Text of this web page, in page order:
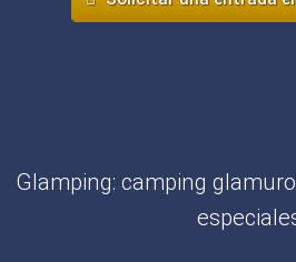
Glamping: camping